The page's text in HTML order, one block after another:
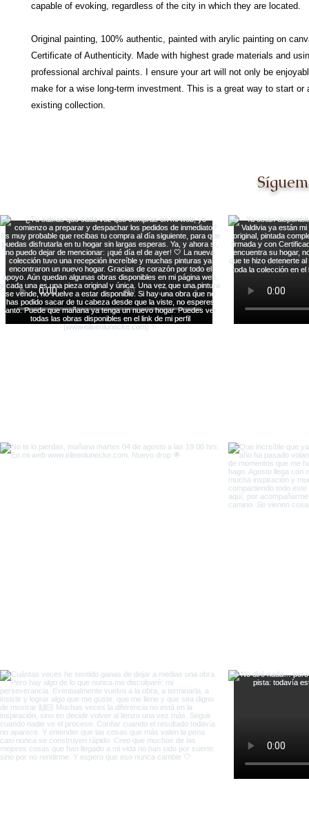
capable of evoking, regardless of the city in which they are located.
Original painting, 100% authentic, painted with arylic painting on
Certificate of Authenticity. Made with highest grade materials and
professional archival paints. I ensure your art will not only be
make for a wise long-term investment. This is a great way to start or
existing collection.